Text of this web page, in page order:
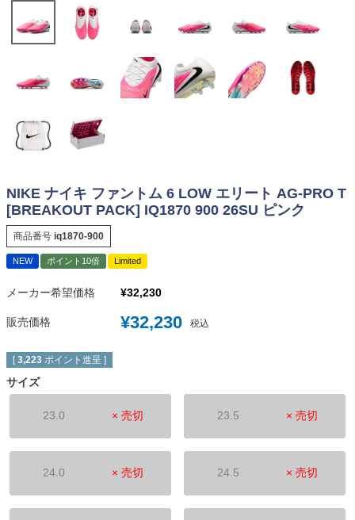
NIKE ナイキ ファントム 6 LOW エリート AG-PRO T
[BREAKOUT PACK] IQ1870 900 26SU ピンク
商品番号 iq1870-900
NEW ポイント10倍 Limited
メーカー希望価格 ¥32,230
販売価格 ¥32,230 税込
[ 3,223 ポイント進呈 ]
サイズ
23.0 × 売切 23.5 × 売切
24.0 × 売切 24.5 × 売切